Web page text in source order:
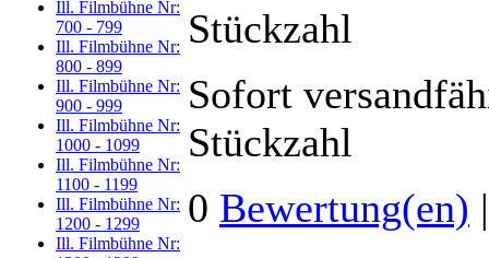
Ill. Filmbühne Nr:
700 - 799
Ill. Filmbühne Nr:
800 - 899
Ill. Filmbühne Nr:
900 - 999
Ill. Filmbühne Nr:
1000 - 1099
Ill. Filmbühne Nr:
1100 - 1199
Ill. Filmbühne Nr:
1200 - 1299
Ill. Filmbühne Nr:
Sofort
Stückzahl
0 Bewertung(en)